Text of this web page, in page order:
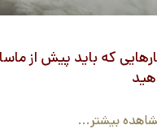
که باید پیش از
بیشتر...